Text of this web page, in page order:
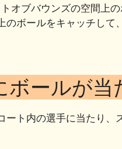
オブバウンズの空間上
ボールをキャッチして
ボールが当
ト内の選手に当たり